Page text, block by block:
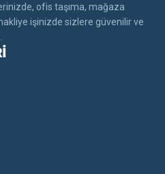
ofis taşıma, mağaza
nakliye işinizde sizlere güvenilir ve